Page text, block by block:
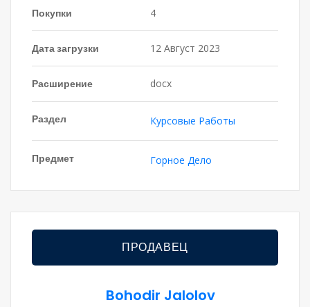
Покупки 4
Дата загрузки 12 Август 2023
Расширение docx
Раздел Курсовые Работы
Предмет Горное Дело
ПРОДАВЕЦ
Bohodir Jalolov